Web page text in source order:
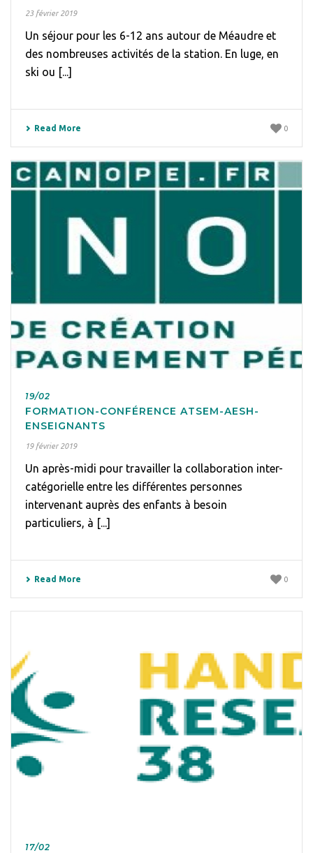
23 février 2019
Un séjour pour les 6-12 ans autour de Méaudre et
des nombreuses activités de la station. En luge, en
ski ou [...]
Read More 0
19/02
FORMATION-CONFÉRENCE ATSEM-AESH-
ENSEIGNANTS
19 février 2019
Un après-midi pour travailler la collaboration inter-
catégorielle entre les différentes personnes
intervenant auprès des enfants à besoin
particuliers, à [...]
Read More 0
17/02